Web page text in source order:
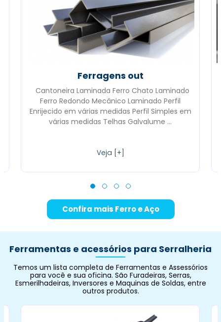
Ferragens out
Cantoneira Laminada Ferro Chato Laminado
Ferro Redondo Mecânico Laminado Perfil
Enrijecido em várias medidas Perfil Simples em
várias medidas Telhas Galvalume ...
Veja [+]
Confira mais Ferro e Aço
Ferramentas e acessórios para Serralheria
Temos um lista completa de Ferramentas e Assessórios
para você e sua oficina. São Furadeiras, Serras,
Esmerilhadeiras, Inversores e Maquinas de Soldas, entre
outros produtos.